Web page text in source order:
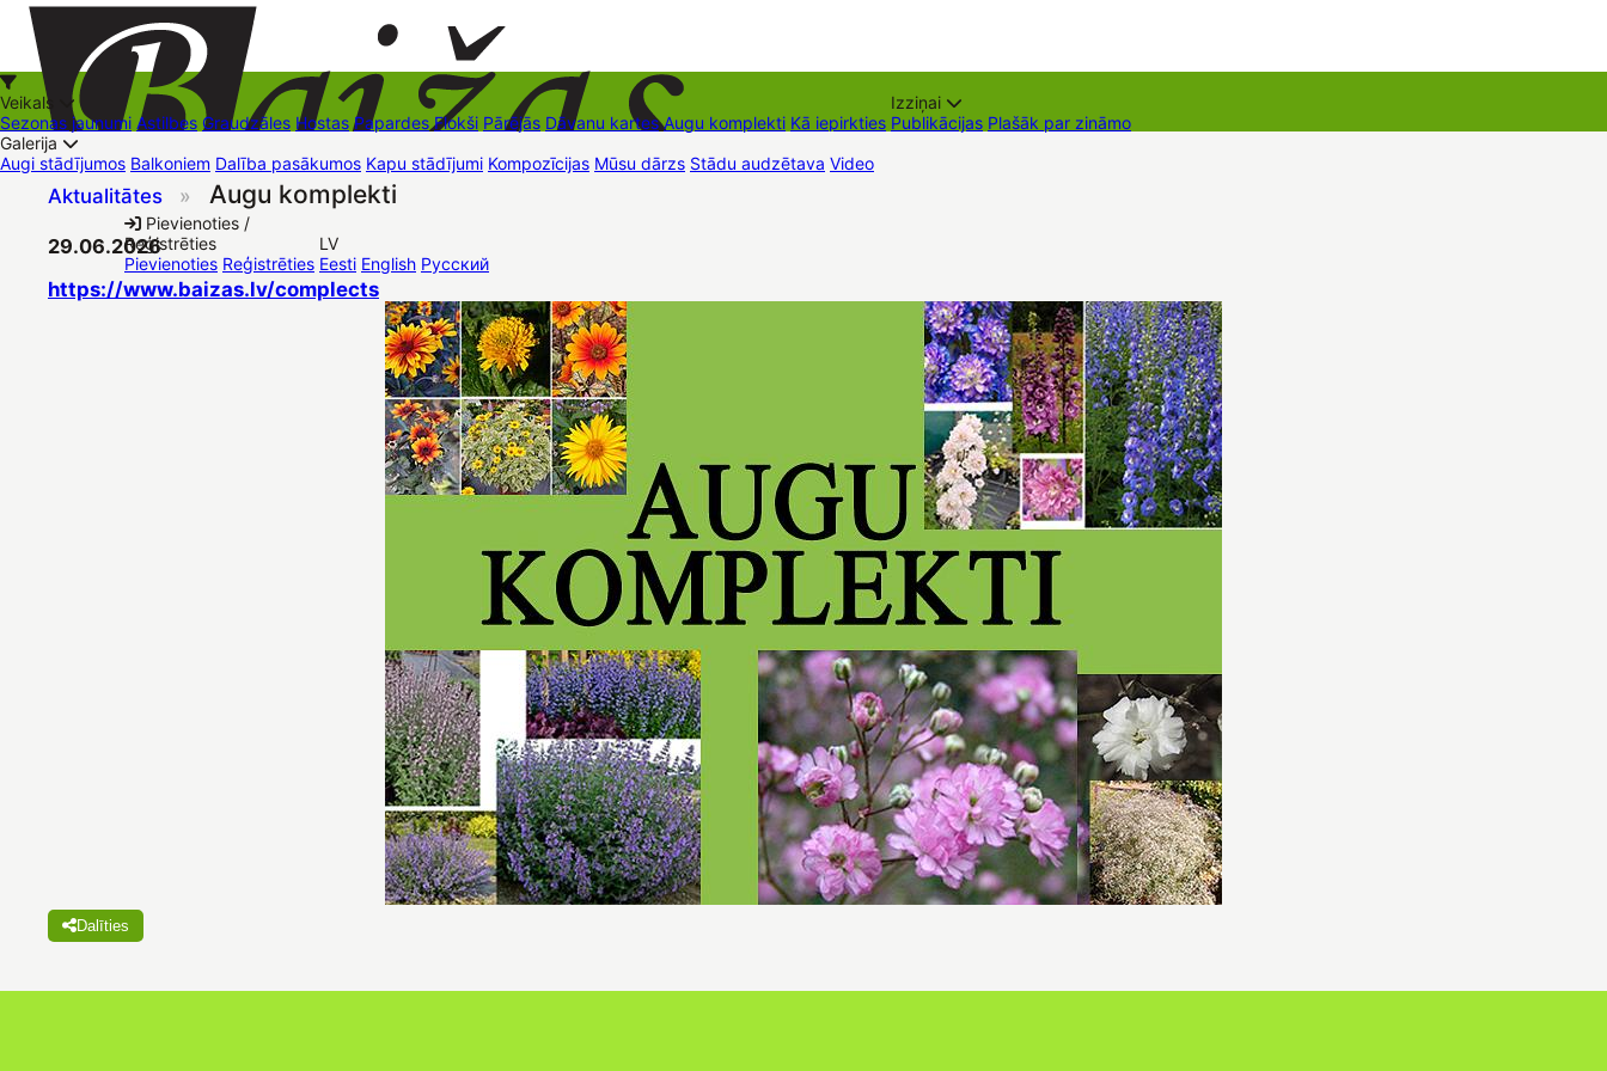
+37126545879 baizas@baizas.lv
Pievienoties /
Reģistrēties
Pievienoties Reģistrēties
LV
Eesti English Русский
Veikals
Sezonas jaunumi Astilbes Graudzāles Hostas Papardes Flokši Pārējās Dāvanu kartes Augu komplekti Kā iepirkties
Izziņai
Publikācijas Plašāk par zināmo
Galerija
Augi stādījumos Balkoniem Dalība pasākumos Kapu stādījumi Kompozīcijas Mūsu dārzs Stādu audzētava Video
Aktualitātes » Augu komplekti
29.06.2026
https://www.baizas.lv/complects
Dalīties